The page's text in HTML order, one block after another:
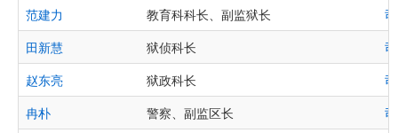
范建力 教育科科长、副监狱长
田新慧
狱侦科长
赵东亮
狱政科长
冉朴
警察、副监区长